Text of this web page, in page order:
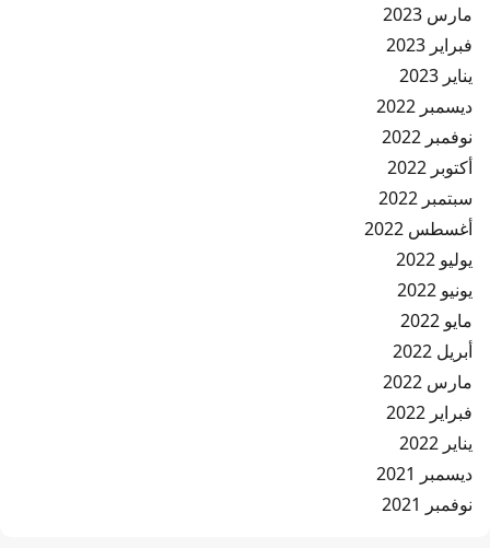
مارس 2023
فبراير 2023
يناير 2023
ديسمبر 2022
نوفمبر 2022
أكتوبر 2022
سبتمبر 2022
أغسطس 2022
يوليو 2022
يونيو 2022
مايو 2022
أبريل 2022
مارس 2022
فبراير 2022
يناير 2022
ديسمبر 2021
نوفمبر 2021